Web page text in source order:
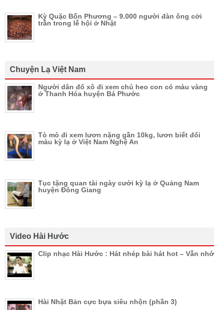
Kỳ Quặc Bốn Phương – 9.000 người đàn ông cởi
trần trong lễ hội ở Nhật
Chuyện Lạ Việt Nam
Người dân đổ xô đi xem chú heo con có màu vàng
ở Thanh Hóa huyện Bá Phước
Tò mò đi xem lươn nặng gần 10kg, lươn biết đổi
màu kỳ lạ ở Việt Nam Nghệ An
Tục tặng quan tài ngày cưới kỳ lạ ở Quảng Nam
huyện Đông Giang
Video Hài Hước
Clip nhạc Hài Hước : Hát nhép bài hát hot – Vẫn nhớ
Hài Nhật Bản cực bựa siêu nhộn (phần 3)